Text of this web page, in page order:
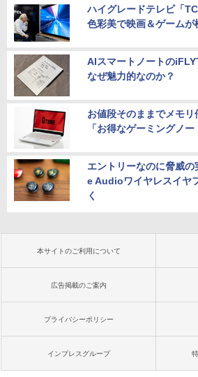
ハイグレードテレビ「
色彩美で映画＆ゲームが
AIスマートノートの
なぜ魅力的なのか？
お値段そのままでメモ
「お得なゲーミングノー
エントリーなのに脅威
e Audioワイヤレスイヤ
く
本サイトのご利用について
広告掲載のご案内
プライバシーポリシー
インプレスグループ